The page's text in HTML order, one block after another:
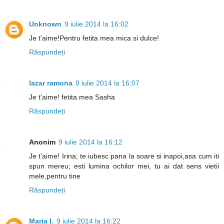
Unknown 9 iulie 2014 la 16:02
Je t'aime!Pentru fetita mea mica si dulce!
Răspundeți
lazar ramona 9 iulie 2014 la 16:07
Je t'aime! fetita mea Sasha
Răspundeți
Anonim 9 iulie 2014 la 16:12
Je t'aime! Irina; te iubesc pana la soare si inapoi,asa cum iti
spun mereu; esti lumina ochilor mei, tu ai dat sens vietii
mele,pentru tine
Răspundeți
Maria I. 9 iulie 2014 la 16:22